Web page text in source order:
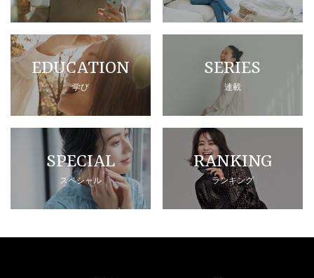
EDUCATION
学び
SERIES
連載
SPECIAL
スペシャル
RANKING
ランキング